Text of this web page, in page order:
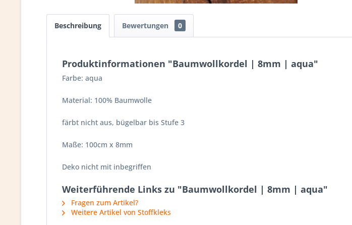
Beschreibung Bewertungen 0
Produktinformationen "Baumwollkordel | 8mm | aqua"
Farbe: aqua
Material: 100% Baumwolle
färbt nicht aus, bügelbar bis Stufe 3
Maße: 100cm x 8mm
Deko nicht mit inbegriffen
Weiterführende Links zu "Baumwollkordel | 8mm | aqua"
Fragen zum Artikel?
Weitere Artikel von Stoffkleks